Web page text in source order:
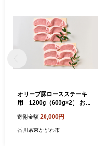
オリーブ豚ロースステーキ
用 1200g（600g×2） お肉
寄附金額 20,000円
香川県東かがわ市